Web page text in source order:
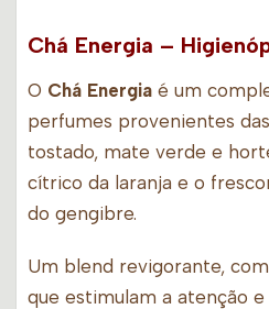
Chá Energia –
O Chá Energia é um
perfumes provenientes
tostado, mate verde e
cítrico da laranja e o
do gengibre.
Um blend revigorante,
que estimulam a atenção